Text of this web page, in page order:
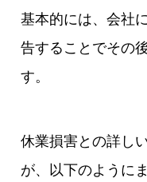
基本的には、会社
告することでその
す。
休業損害との詳し
が、以下のように